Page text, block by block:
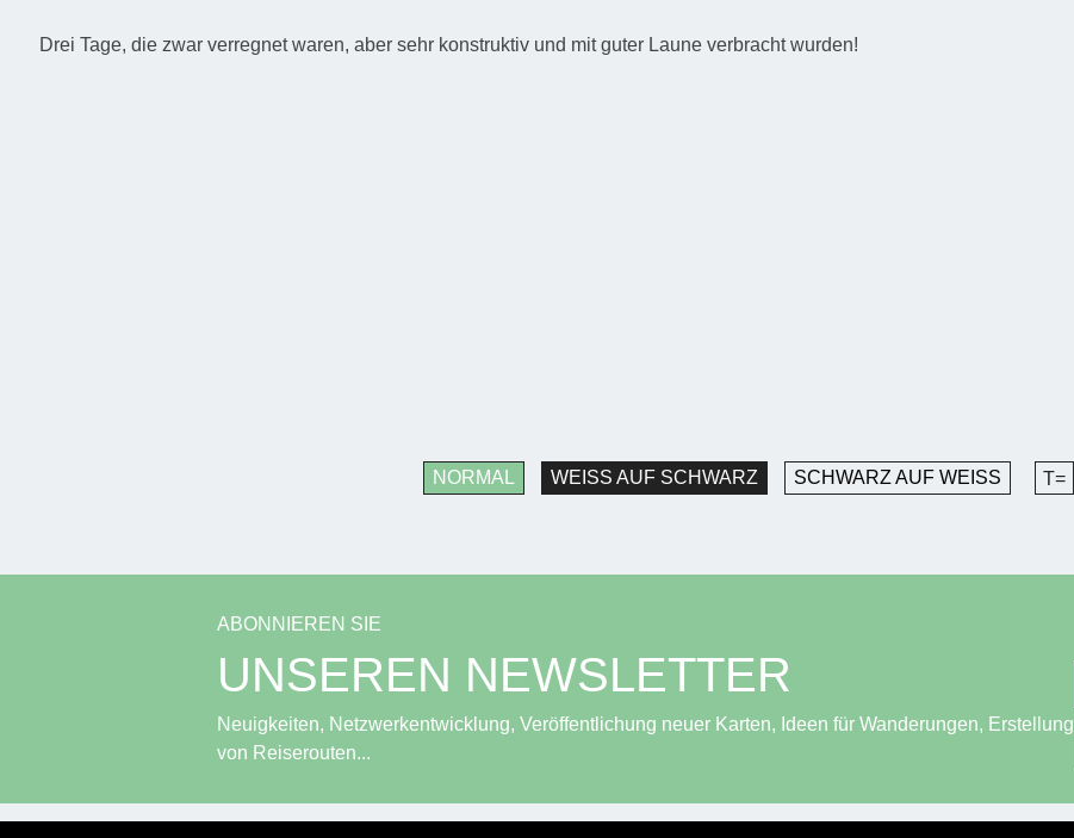
Drei Tage, die zwar verregnet waren, aber sehr konstruktiv und mit guter Laune verbracht wurden!
NORMAL WEISS AUF SCHWARZ SCHWARZ AUF WEISS T=
ABONNIEREN SIE
UNSEREN NEWSLETTER
Neuigkeiten, Netzwerkentwicklung, Veröffentlichung neuer Karten, Ideen für Wanderungen, Erstellung
von Reiserouten...